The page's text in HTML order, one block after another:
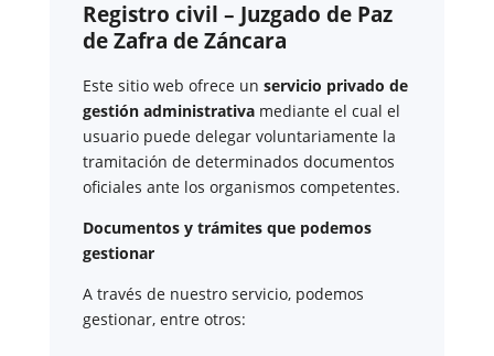
Registro civil – Juzgado de Paz
de Zafra de Záncara
Este sitio web ofrece un servicio privado de
gestión administrativa mediante el cual el
usuario puede delegar voluntariamente la
tramitación de determinados documentos
oficiales ante los organismos competentes.
Documentos y trámites que podemos
gestionar
A través de nuestro servicio, podemos
gestionar, entre otros: